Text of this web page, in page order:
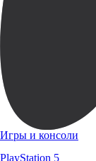
Игры и консоли
PlayStation 5